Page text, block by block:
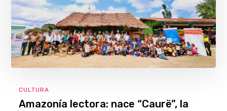
CULTURA
Amazonía lectora: nace “Caurë”, la